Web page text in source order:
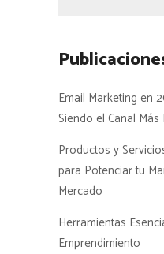
Email Marketing en
Siendo el Canal Más
Productos y
para Potenciar tu
Mercado
Herramientas
Emprendimiento